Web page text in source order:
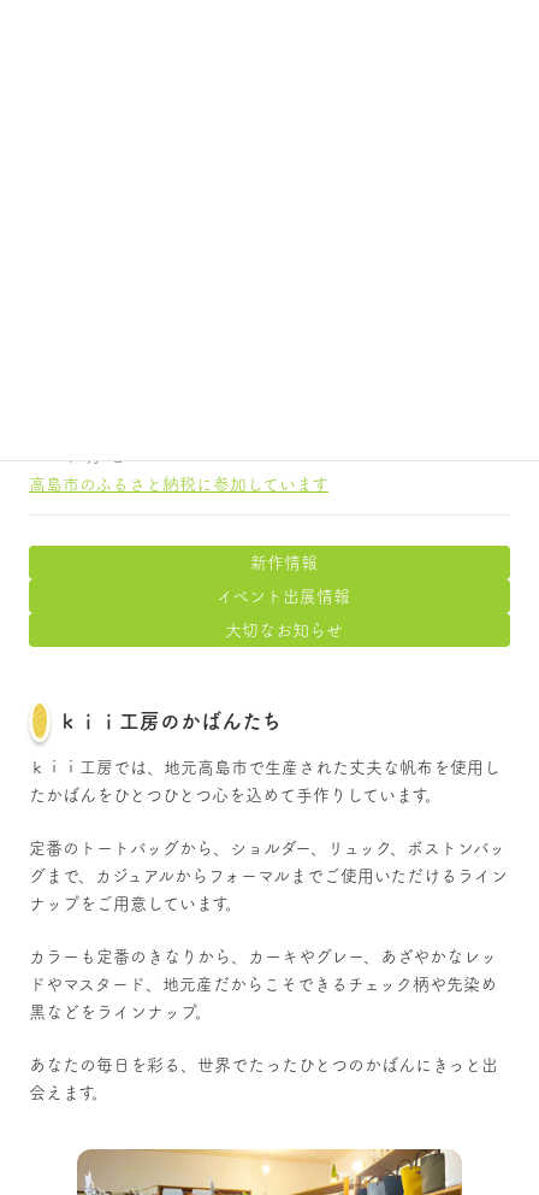
高島市のふるさと納税に参加しています
新作情報
イベント出展情報
大切なお知らせ
ｋｉｉ工房のかばんたち
ｋｉｉ工房では、地元高島市で生産された丈夫な帆布を使用し
たかばんをひとつひとつ心を込めて手作りしています。
定番のトートバッグから、ショルダー、リュック、ボストンバッ
グまで、カジュアルからフォーマルまでご使用いただけるライン
ナップをご用意しています。
カラーも定番のきなりから、カーキやグレー、あざやかなレッ
ドやマスタード、地元産だからこそできるチェック柄や先染め
黒などをラインナップ。
あなたの毎日を彩る、世界でたったひとつのかばんにきっと出
会えます。